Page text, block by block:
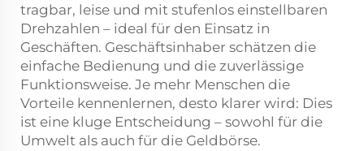
tragbar, leise und mit stufenlos einstellbaren
Drehzahlen – ideal für den Einsatz in
Geschäften. Geschäftsinhaber schätzen die
einfache Bedienung und die zuverlässige
Funktionsweise. Je mehr Menschen die
Vorteile kennenlernen, desto klarer wird: Dies
ist eine kluge Entscheidung – sowohl für die
Umwelt als auch für die Geldbörse.